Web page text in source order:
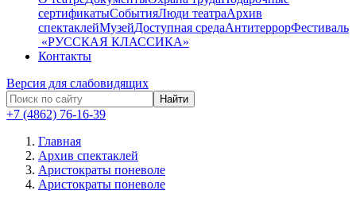
сертификатыСобытияЛюди театраАрхив
спектаклейМузейДоступная средаАнтитеррорФестиваль
​ «РУССКАЯ КЛАССИКА»
Контакты
Версия для слабовидящих
Найти
+7 (4862) 76-16-39
Главная
Архив спектаклей
Аристократы поневоле
Аристократы поневоле